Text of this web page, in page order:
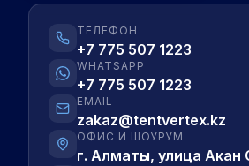
ТЕЛЕФОН
+7 775 507 1223
WHATSAPP
+7 775 507 1223
EMAIL
zakaz@tentvertex.kz
ОФИС И ШОУРУМ
г. Алматы, улица Акан